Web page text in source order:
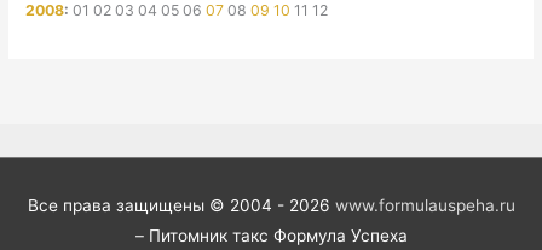
2008:01 02 03 04 05 06 07 08 09 10 11 12
Все права защищены © 2004 - 2026 www.formulauspeha.ru
– Питомник такс Формула Успеха